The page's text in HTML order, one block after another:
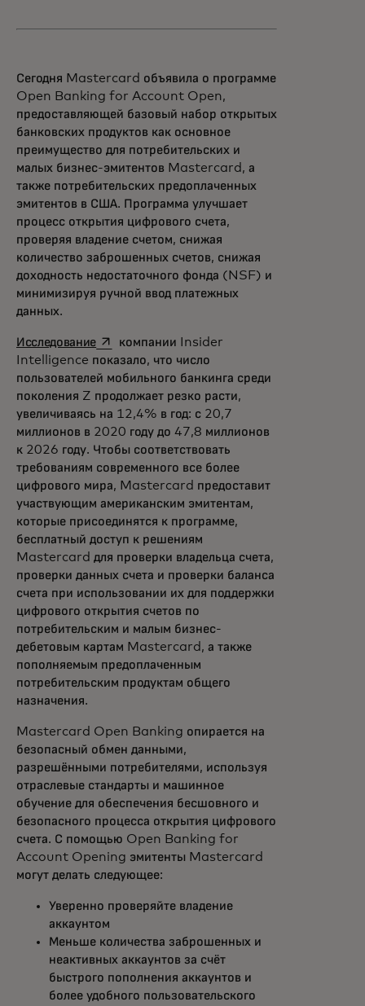
Сегодня Mastercard объявила о программе
Open Banking for Account Open,
предоставляющей базовый набор открытых
банковских продуктов как основное
преимущество для потребительских и
малых бизнес-эмитентов Mastercard, а
также потребительских предоплаченных
эмитентов в США. Программа улучшает
процесс открытия цифрового счета,
проверяя владение счетом, снижая
количество заброшенных счетов, снижая
доходность недостаточного фонда (NSF) и
минимизируя ручной ввод платежных
данных.
Исследованиеopens in a new tab
компании Insider
Intelligence показало, что число
пользователей мобильного банкинга среди
поколения Z продолжает резко расти,
увеличиваясь на 12,4% в год: с 20,7
миллионов в 2020 году до 47,8 миллионов
к 2026 году. Чтобы соответствовать
требованиям современного все более
цифрового мира, Mastercard предоставит
участвующим американским эмитентам,
которые присоединятся к программе,
бесплатный доступ к решениям
Mastercard для проверки владельца счета,
проверки данных счета и проверки баланса
счета при использовании их для поддержки
цифрового открытия счетов по
потребительским и малым бизнес-
дебетовым картам Mastercard, а также
пополняемым предоплаченным
потребительским продуктам общего
назначения.
Mastercard Open Banking опирается на
безопасный обмен данными,
разрешёнными потребителями, используя
отраслевые стандарты и машинное
обучение для обеспечения бесшовного и
безопасного процесса открытия цифрового
счета. С помощью Open Banking for
Account Opening эмитенты Mastercard
могут делать следующее:
Уверенно проверяйте владение
аккаунтом
Меньше количества заброшенных и
неактивных аккаунтов за счёт
быстрого пополнения аккаунтов и
более удобного пользовательского